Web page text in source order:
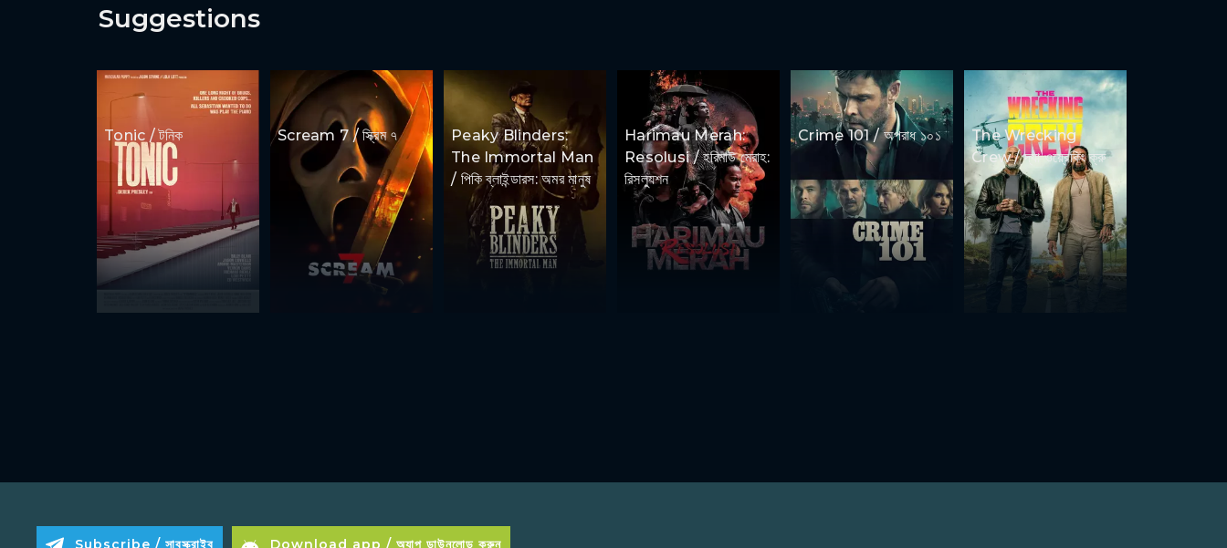
Suggestions
Tonic / টনিক Scream 7 / স্ক্রিম ৭
Peaky Blinders:
The Immortal Man
/ পিকি ব্লাইন্ডারস: অমর মানুষ
Harimau Merah:
Resolusi / হরিমাউ মেরাহ:
রিসল্যুশন
Crime 101 / অপরাধ ১০১
The Wrecking
Crew / দ্যা ওয়্রেকিং ক্রু
Subscribe / সাবস্ক্রাইব Download app / অ্যাপ ডাউনলোড করুন